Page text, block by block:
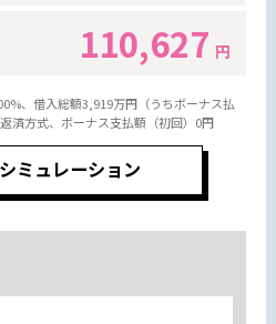
110,627 円
、借入総額3,919万円（うちボーナス払
済方式、ボーナス支払額（初回）0円
ミュレーション